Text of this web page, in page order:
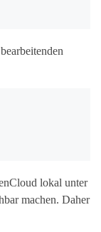
lokal unter
machen. Daher